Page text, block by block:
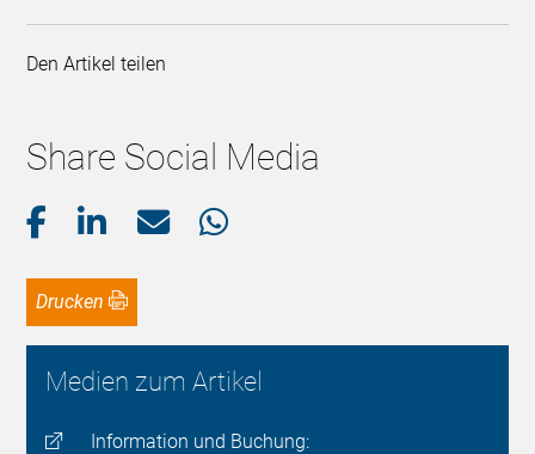
Den Artikel teilen
Share Social Media
Drucken
Medien zum Artikel
Information und Buchung: